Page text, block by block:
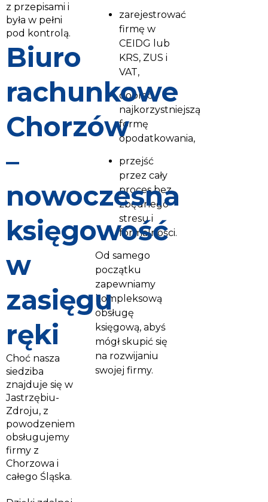
zarejestrować
firmę w
CEIDG lub
KRS, ZUS i
VAT,
dobrać
najkorzystniejszą
formę
opodatkowania,
przejść
przez cały
proces bez
zbędnego
stresu i
formalności.
Od samego
początku
zapewniamy
kompleksową
obsługę
księgową, abyś
mógł skupić się
na rozwijaniu
swojej firmy.
z przepisami i
była w pełni
pod kontrolą.
Biuro
rachunkowe
Chorzów
–
nowoczesna
księgowość
w
zasięgu
ręki
Choć nasza
siedziba
znajduje się w
Jastrzębiu-
Zdroju, z
powodzeniem
obsługujemy
firmy z
Chorzowa i
całego Śląska.